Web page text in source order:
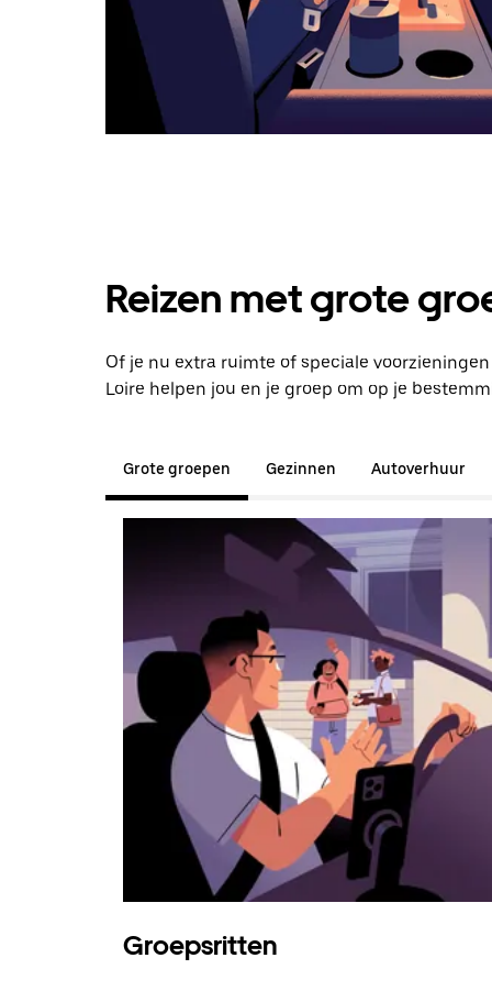
Reizen met grote
Of je nu extra ruimte of speciale
Loire helpen jou en je groep om op je
Grote groepen Gezinnen Autoverhuur
Groepsritten